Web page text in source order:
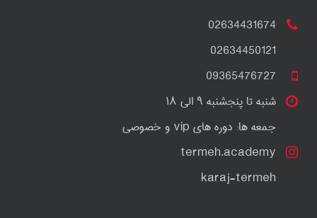
02634431674
02634450121
09365476727
شنبه تا پنجشنبه ۹ الی ۱۸
جمعه ها: دوره های vip و خصوصی
termeh.academy
karaj-termeh